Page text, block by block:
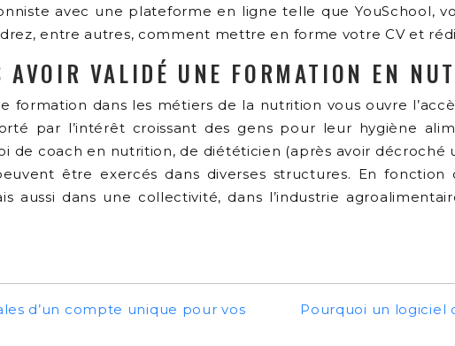
avec une plateforme en ligne telle que YouSchool,
entre autres, comment mettre en forme votre CV et
AVOIR VALIDÉ UNE FORMATION EN
formation dans les métiers de la nutrition vous ouvre
par l’intérêt croissant des gens pour leur hygiène
coach en nutrition, de diététicien (après avoir décroché
être exercés dans diverses structures. En
aussi dans une collectivité, dans l’industrie
d’un compte unique pour vos
Pourquoi un logiciel